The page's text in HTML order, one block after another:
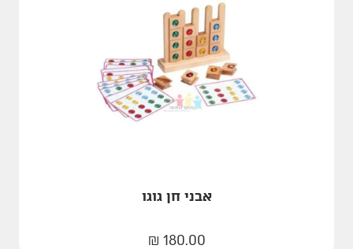
אבני חן גוגו
180.00
₪